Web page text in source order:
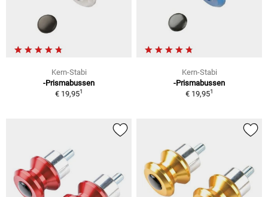
Kern-Stabi
-Prismabussen
€ 19,951
Kern-Stabi
-Prismabussen
€ 19,951